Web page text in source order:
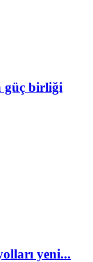
güç birliği
yeni...